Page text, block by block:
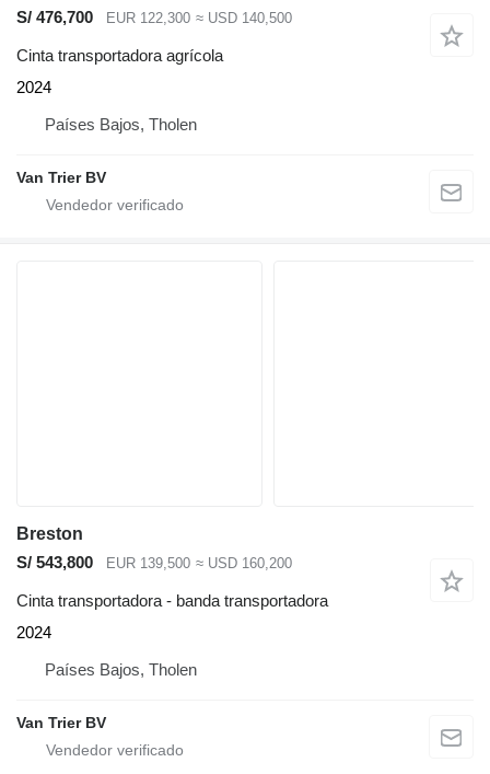
S/ 476,700
EUR 122,300 ≈ USD 140,500
Cinta transportadora agrícola
2024
Países Bajos, Tholen
Van Trier BV
Breston
S/ 543,800
EUR 139,500 ≈ USD 160,200
Cinta transportadora - banda transportadora
2024
Países Bajos, Tholen
Van Trier BV